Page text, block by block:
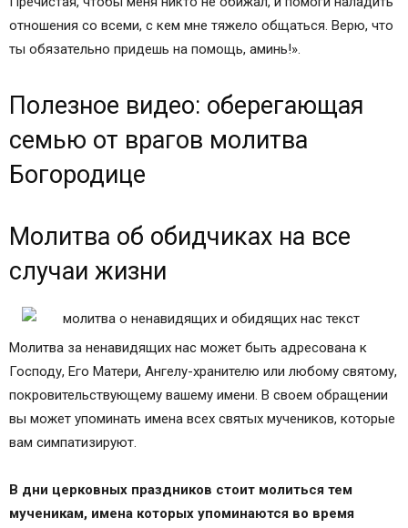
отношения со всеми, с кем мне тяжело общаться. Верю, что
ты обязательно придешь на помощь, аминь!».
Полезное видео: оберегающая
семью от врагов молитва
Богородице
Молитва об обидчиках на все
случаи жизни
Молитва за ненавидящих нас может быть адресована к
Господу, Его Матери, Ангелу-хранителю или любому святому,
покровительствующему вашему имени. В своем обращении
вы может упоминать имена всех святых мучеников, которые
вам симпатизируют.
В дни церковных праздников стоит молиться тем
мученикам, имена которых упоминаются во время